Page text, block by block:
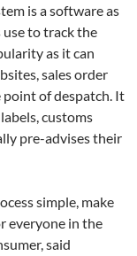
is a software as
use to track the
as it can
sales order
point of despatch. It
customs
pre-advises their
simple, make
everyone in the
said